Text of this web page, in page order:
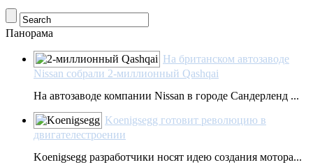
Панорама
На британском автозаводе
Nissan собрали 2-миллионный Qashqai
На автозаводе компании Nissan в городе Сандерленд ...
Koenigsegg готовит революцию в
двигателестроении
Koenigsegg разработчики носят идею создания мотора...